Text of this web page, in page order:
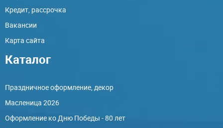
Кредит, рассрочка
Вакансии
Карта сайта
Каталог
Праздничное оформление, декор
Масленица 2026
Оформление ко Дню Победы - 80 лет